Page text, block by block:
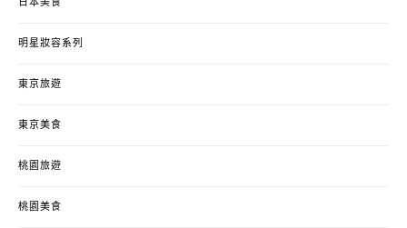
日本美食
明星妝容系列
東京旅遊
東京美食
桃園旅遊
桃園美食